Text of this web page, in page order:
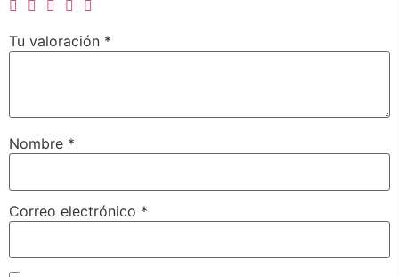
Tu valoración *
Nombre *
Correo electrónico *